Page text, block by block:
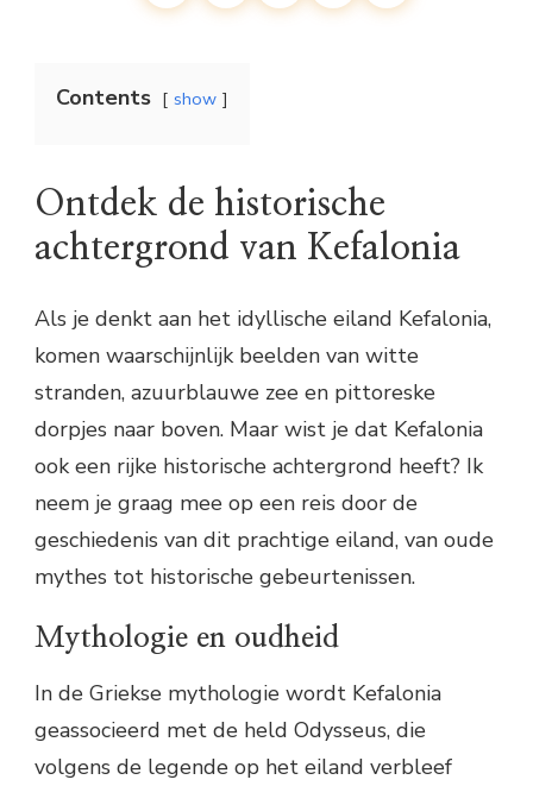
Contents show
Ontdek de historische
achtergrond van Kefalonia
Als je denkt aan het idyllische eiland Kefalonia,
komen waarschijnlijk beelden van witte
stranden, azuurblauwe zee en pittoreske
dorpjes naar boven. Maar wist je dat Kefalonia
ook een rijke historische achtergrond heeft? Ik
neem je graag mee op een reis door de
geschiedenis van dit prachtige eiland, van oude
mythes tot historische gebeurtenissen.
Mythologie en oudheid
In de Griekse mythologie wordt Kefalonia
geassocieerd met de held Odysseus, die
volgens de legende op het eiland verbleef